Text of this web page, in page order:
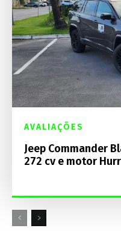
AVALIAÇÕES
Jeep Commander
272 cv e motor